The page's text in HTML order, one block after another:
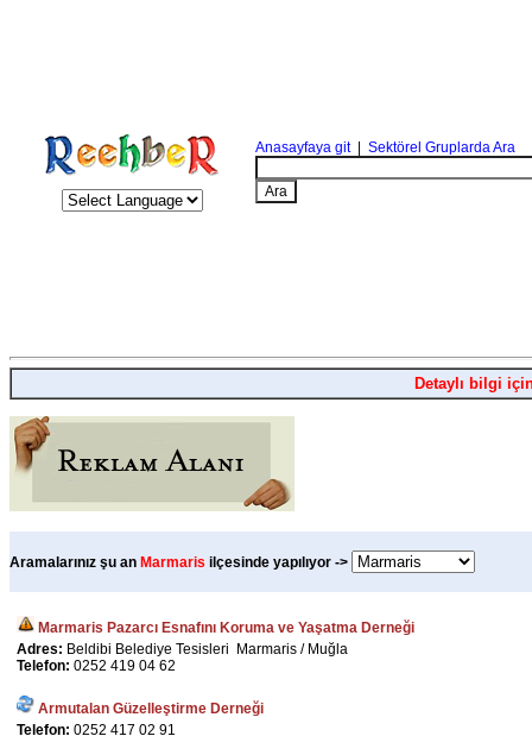
Anasayfaya git| Sektörel Gruplarda Ara
Detaylı bilgi
Aramalarınız şu an Marmaris ilçesinde yapılıyor ->
Marmaris Pazarcı Esnafını Koruma ve Yaşatma Derneği
Adres: Beldibi Belediye Tesisleri Marmaris / Muğla
Telefon: 0252 419 04 62
Armutalan Güzelleştirme Derneği
Telefon: 0252 417 02 91